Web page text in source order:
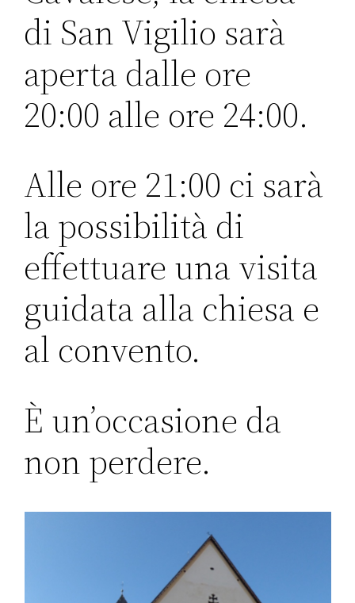
di San Vigilio sarà
aperta dalle ore
20:00 alle ore 24:00.
Alle ore 21:00 ci sarà
la possibilità di
effettuare una visita
guidata alla chiesa e
al convento.
È un’occasione da
non perdere.